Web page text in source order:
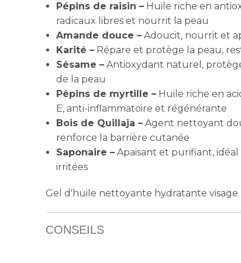
Pépins de raisin –Huile riche en
radicaux libres et nourrit la peau
Amande douce –Adoucit, nourrit et
Karité –Répare et protège la peau,
Sésame –Antioxydant naturel,
de la peau
Pépins de myrtille –Huile riche en
E, anti-inflammatoire et régénérante
Bois de Quillaja –Agent nettoyant
renforce la barrière cutanée
Saponaire –Apaisant et purifiant, idéal
irritées
Gel d'huile nettoyante hydratante
CONSEILS